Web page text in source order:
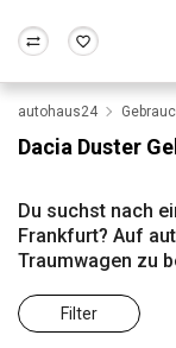
Wir bewerten dein Auto
Frankfurt Wuppertal
autohaus24
Dacia Duster
Du suchst nach
Frankfurt? Auf
Traumwagen zu
Filter